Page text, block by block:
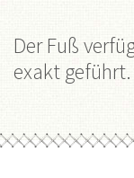
Der Fuß
exakt